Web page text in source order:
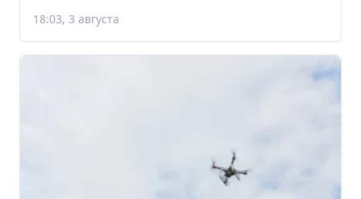
18:03, 3 августа